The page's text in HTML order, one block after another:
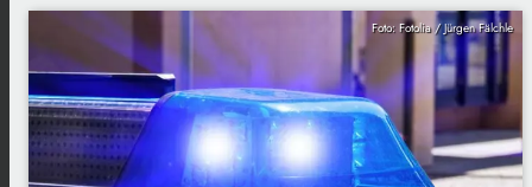
Foto: Fotolia / Jürgen Fälchle